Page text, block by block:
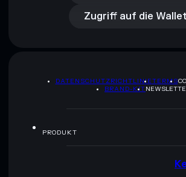
Zugriff auf die Wallet
DATENSCHUTZRICHTLINIETERMS
BRAND-KIT
PRODUKT